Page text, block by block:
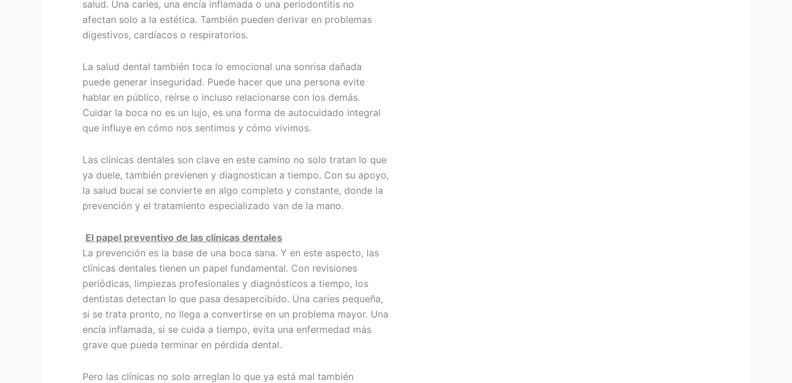
salud. Una caries, una encía inflamada o una periodontitis no
afectan solo a la estética. También pueden derivar en problemas
digestivos, cardíacos o respiratorios.
La salud dental también toca lo emocional una sonrisa dañada
puede generar inseguridad. Puede hacer que una persona evite
hablar en público, reírse o incluso relacionarse con los demás.
Cuidar la boca no es un lujo, es una forma de autocuidado integral
que influye en cómo nos sentimos y cómo vivimos.
Las clínicas dentales son clave en este camino no solo tratan lo que
ya duele, también previenen y diagnostican a tiempo. Con su apoyo,
la salud bucal se convierte en algo completo y constante, donde la
prevención y el tratamiento especializado van de la mano.
El papel preventivo de las clínicas dentales
La prevención es la base de una boca sana. Y en este aspecto, las
clínicas dentales tienen un papel fundamental. Con revisiones
periódicas, limpiezas profesionales y diagnósticos a tiempo, los
dentistas detectan lo que pasa desapercibido. Una caries pequeña,
si se trata pronto, no llega a convertirse en un problema mayor. Una
encía inflamada, si se cuida a tiempo, evita una enfermedad más
grave que pueda terminar en pérdida dental.
Pero las clínicas no solo arreglan lo que ya está mal también